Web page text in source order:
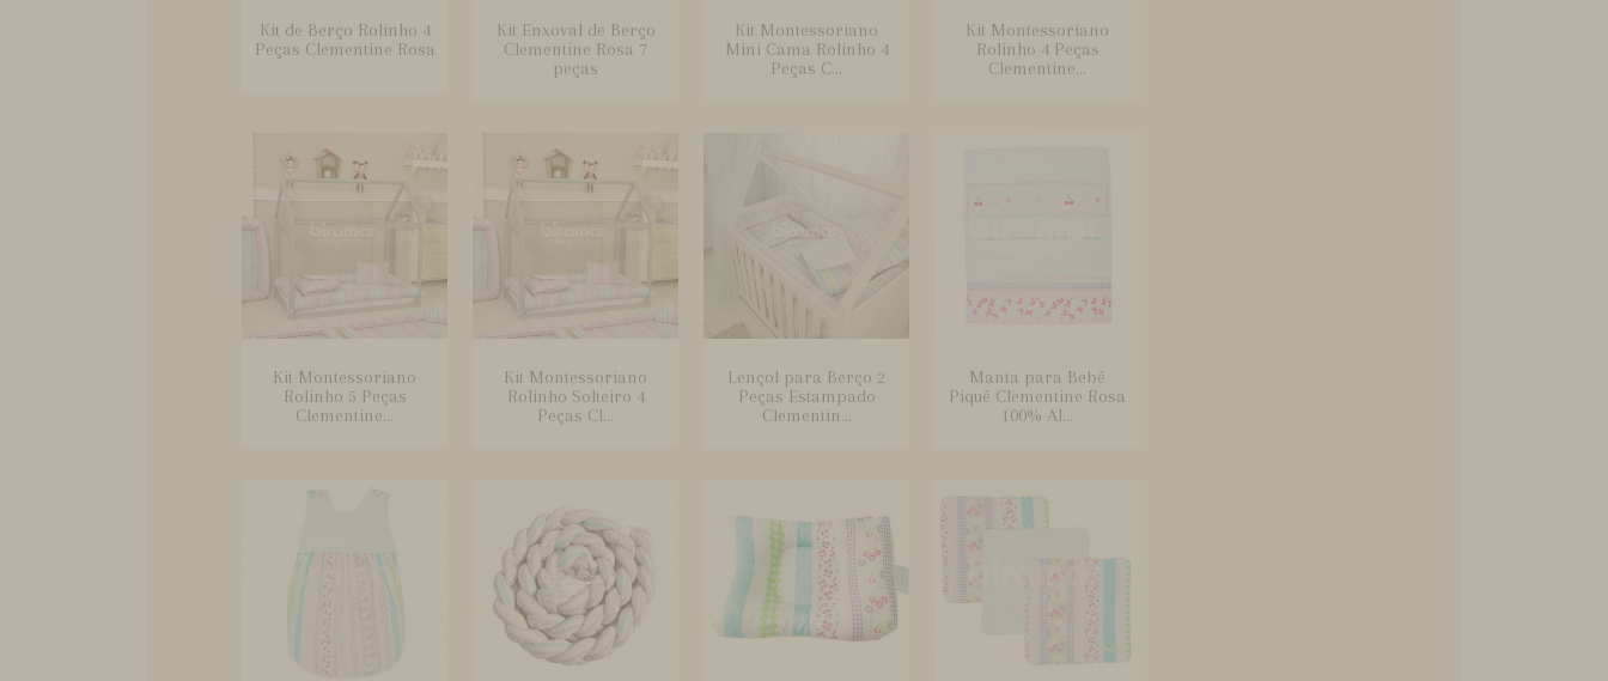
Kit de Berço Rolinho 4
Peças Clementine Rosa
Kit Enxoval de Berço
Clementine Rosa 7
peças
Kit Montessoriano
Mini Cama Rolinho 4
Peças C...
Kit Montessoriano
Rolinho 4 Peças
Clementine...
Kit Montessoriano
Rolinho 5 Peças
Clementine...
Kit Montessoriano
Rolinho Solteiro 4
Peças Cl...
Lençol para Berço 2
Peças Estampado
Clementin...
Manta para Bebê
Piquê Clementine Rosa
100% Al...